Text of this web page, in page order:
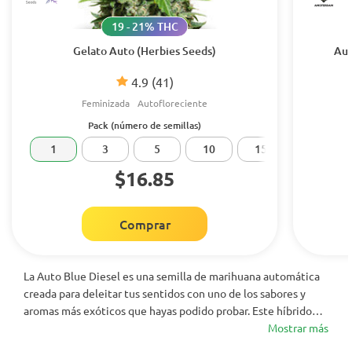
Gelato Auto (Herbies Seeds)
4.9 (41)
19 - 21% THC
Feminizada Autofloreciente
Pack (número de semillas)
1 3 5 10 15
$16.85
Comprar
La Auto Blue Diesel es una semilla de marihuana automática
creada para deleitar tus sentidos con uno de los sabores y
aromas más exóticos que hayas podido probar. Este híbrido
absolutamente único combina lo mejor de dos genéticas muy
Mostrar más